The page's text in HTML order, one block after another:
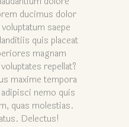
ducimus dolor
saepe
quis placeat
magnam
repellat?
maxime tempora
nemo quis
quas molestias.
Delectus!